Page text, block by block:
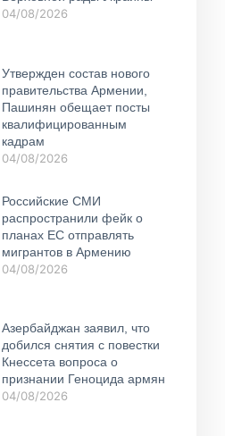
04/08/2026
Утвержден состав нового
правительства Армении,
Пашинян обещает посты
квалифицированным
кадрам
04/08/2026
Российские СМИ
распространили фейк о
планах ЕС отправлять
мигрантов в Армению
04/08/2026
Азербайджан заявил, что
добился снятия с повестки
Кнессета вопроса о
признании Геноцида армян
04/08/2026